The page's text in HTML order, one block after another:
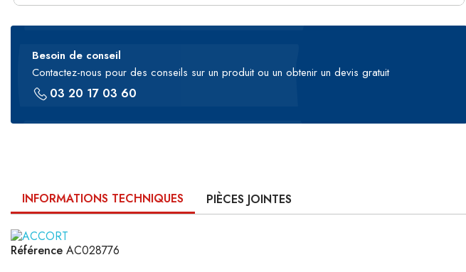
Besoin de conseil
Contactez-nous pour des conseils sur un produit ou un obtenir un devis gratuit
03 20 17 03 60
INFORMATIONS TECHNIQUES PIÈCES JOINTES
Référence AC028776